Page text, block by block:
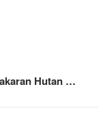
Hutan …